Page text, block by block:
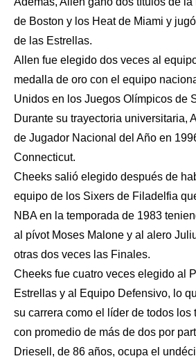
de Boston y los Heat de Miami y
de las Estrellas.
Allen fue elegido dos veces al
medalla de oro con el equipo
Unidos en los Juegos Olímpicos de
Durante su trayectoria universitaria,
de Jugador Nacional del Año en
Connecticut.
Cheeks salió elegido después de
equipo de los Sixers de Filadelfia
NBA en la temporada de 1983
al pívot Moses Malone y al alero
otras dos veces las Finales.
Cheeks fue cuatro veces elegido al
Estrellas y al Equipo Defensivo, lo
su carrera como el líder de todos los
con promedio de más de dos por
Driesell, de 86 años, ocupa el